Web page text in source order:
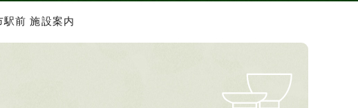
駅前 施設案内